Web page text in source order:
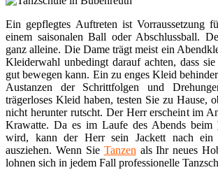
Ein gepflegtes Auftreten ist Vorraussetzung
einem saisonalen Ball oder Abschlussball.
ganz alleine. Die Dame trägt meist ein
Kleiderwahl unbedingt darauf achten, dass
gut bewegen kann. Ein zu enges Kleid
Austanzen der Schrittfolgen und
trägerloses Kleid haben, testen Sie zu Hause,
nicht herunter rutscht. Der Herr erscheint im
Krawatte. Da es im Laufe des Abends beim
wird, kann der Herr sein Jackett nach ein
ausziehen. Wenn Sie Tanzen als Ihr neues
lohnen sich in jedem Fall professionelle